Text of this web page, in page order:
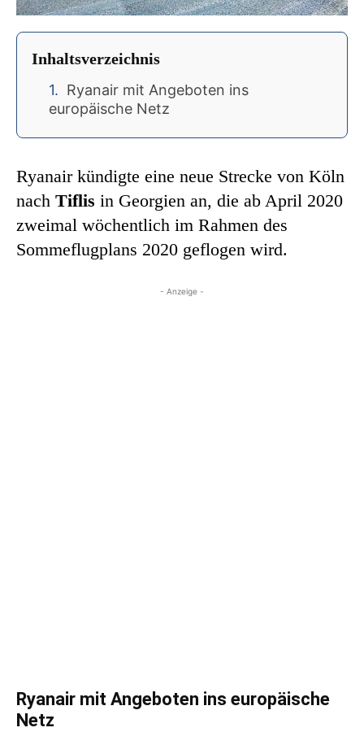
Inhaltsverzeichnis
Ryanair mit Angeboten ins
europäische Netz
Ryanair kündigte eine neue Strecke von Köln
nach Tiflis in Georgien an, die ab April 2020
zweimal wöchentlich im Rahmen des
Sommeflugplans 2020 geflogen wird.
- Anzeige -
Ryanair mit Angeboten ins europäische
Netz